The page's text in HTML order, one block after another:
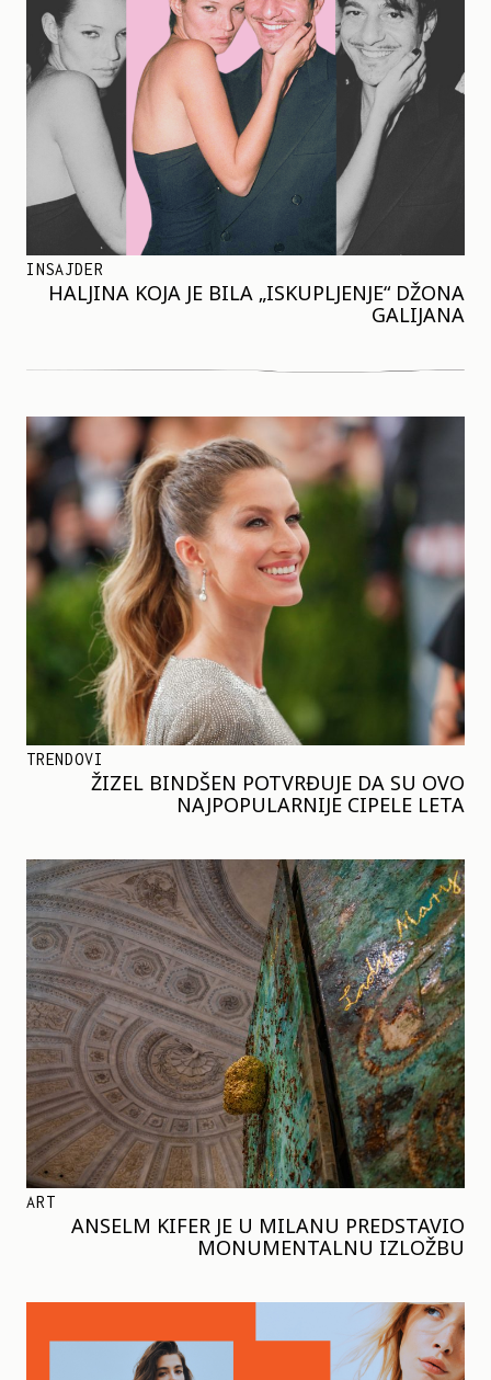
INSAJDER
HALJINA KOJA JE BILA „ISKUPLJENJE“ DŽONA
GALIJANA
TRENDOVI
ŽIZEL BINDŠEN POTVRĐUJE DA SU OVO
NAJPOPULARNIJE CIPELE LETA
ART
ANSELM KIFER JE U MILANU PREDSTAVIO
MONUMENTALNU IZLOŽBU